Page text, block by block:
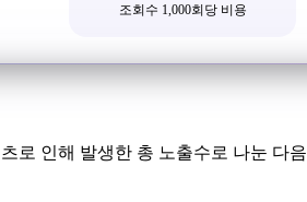
조회수 1,000회당 비용
로 인해 발생한 총 노출수로 나눈 다